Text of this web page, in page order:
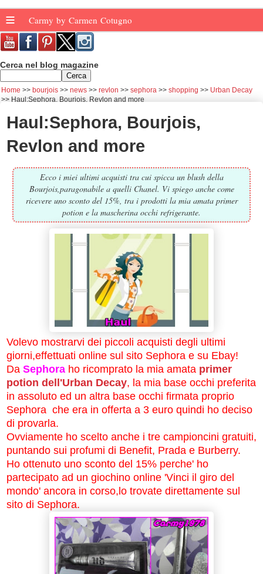
≡ Carmy by Carmen Cotugno
Cerca nel blog magazine
Home bourjois news revlon sephora shopping
Urban Decay
Haul:Sephora, Bourjois, Revlon and more
Haul:Sephora, Bourjois,
Revlon and more
Ecco i miei ultimi acquisti tra cui spicca un blush della
Bourjois,paragonabile a quelli Chanel. Vi spiego anche come
ricevere uno sconto del 15%, tra i prodotti la mia amata primer
potion e la mascherina occhi refrigerante.
Volevo mostrarvi dei piccoli acquisti degli ultimi
giorni,effettuati online sul sito Sephora e su Ebay!
Da Sephora ho ricomprato la mia amata primer
potion dell'Urban Decay, la mia base occhi preferita
in assoluto ed un altra base occhi firmata proprio
Sephora che era in offerta a 3 euro quindi ho deciso
di provarla.
Ovviamente ho scelto anche i tre campioncini gratuiti,
puntando sui profumi di Benefit, Prada e Burberry.
Ho ottenuto uno sconto del 15% perche' ho
partecipato ad un giochino online 'Vinci il giro del
mondo' ancora in corso,lo trovate direttamente sul
sito di Sephora.